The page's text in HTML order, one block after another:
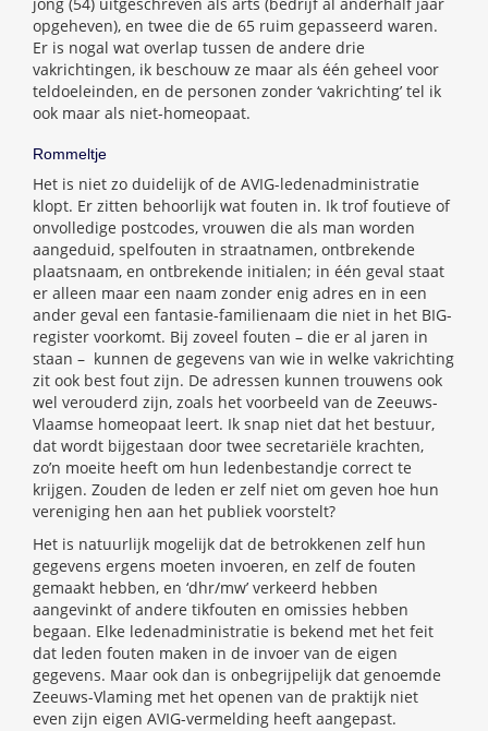
opgeheven), en twee die de 65 ruim gepasseerd waren.
Er is nogal wat overlap tussen de andere drie
vakrichtingen, ik beschouw ze maar als één geheel voor
teldoeleinden, en de personen zonder ‘vakrichting’ tel ik
ook maar als niet-homeopaat.
Rommeltje
Het is niet zo duidelijk of de AVIG-ledenadministratie
klopt. Er zitten behoorlijk wat fouten in. Ik trof foutieve of
onvolledige postcodes, vrouwen die als man worden
aangeduid, spelfouten in straatnamen, ontbrekende
plaatsnaam, en ontbrekende initialen; in één geval staat
er alleen maar een naam zonder enig adres en in een
ander geval een fantasie-familienaam die niet in het BIG-
register voorkomt. Bij zoveel fouten – die er al jaren in
staan – kunnen de gegevens van wie in welke vakrichting
zit ook best fout zijn. De adressen kunnen trouwens ook
wel verouderd zijn, zoals het voorbeeld van de Zeeuws-
Vlaamse homeopaat leert. Ik snap niet dat het bestuur,
dat wordt bijgestaan door twee secretariële krachten,
zo’n moeite heeft om hun ledenbestandje correct te
krijgen. Zouden de leden er zelf niet om geven hoe hun
vereniging hen aan het publiek voorstelt?
Het is natuurlijk mogelijk dat de betrokkenen zelf hun
gegevens ergens moeten invoeren, en zelf de fouten
gemaakt hebben, en ‘dhr/mw’ verkeerd hebben
aangevinkt of andere tikfouten en omissies hebben
begaan. Elke ledenadministratie is bekend met het feit
dat leden fouten maken in de invoer van de eigen
gegevens. Maar ook dan is onbegrijpelijk dat genoemde
Zeeuws-Vlaming met het openen van de praktijk niet
even zijn eigen AVIG-vermelding heeft aangepast.